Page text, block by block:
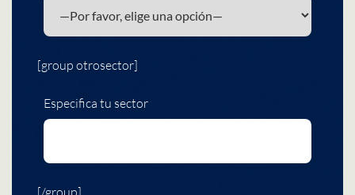
[group otrosector]
Especifica tu sector
[/group]